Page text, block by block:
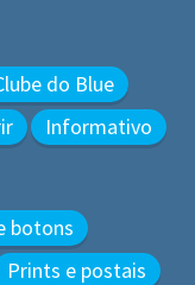
do Blue
Informativo
botons
Prints e postais